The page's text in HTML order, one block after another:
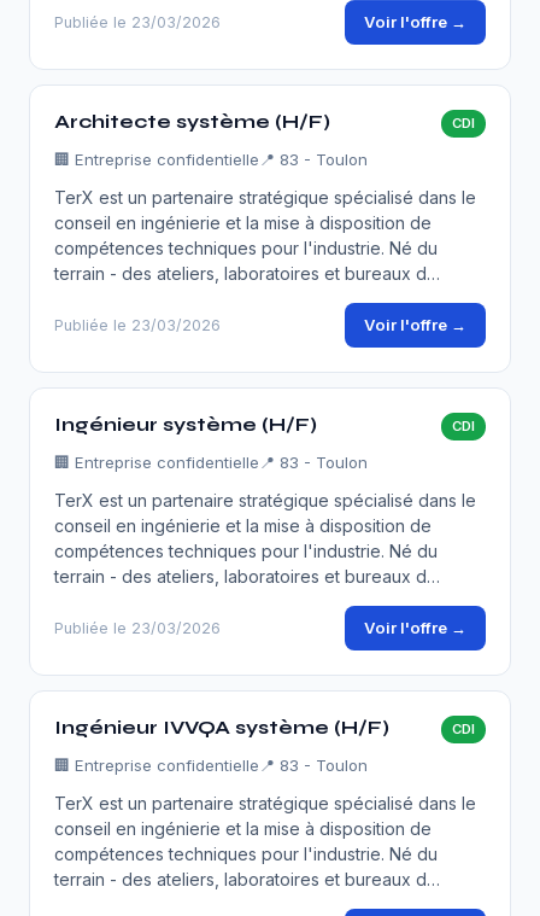
Publiée le 23/03/2026 Voir l'offre →
Architecte système (H/F) CDI
🏢 Entreprise confidentielle 📍 83 - Toulon
TerX est un partenaire stratégique spécialisé dans le
conseil en ingénierie et la mise à disposition de
compétences techniques pour l'industrie. Né du
terrain - des ateliers, laboratoires et bureaux d…
Publiée le 23/03/2026 Voir l'offre →
Ingénieur système (H/F) CDI
🏢 Entreprise confidentielle 📍 83 - Toulon
TerX est un partenaire stratégique spécialisé dans le
conseil en ingénierie et la mise à disposition de
compétences techniques pour l'industrie. Né du
terrain - des ateliers, laboratoires et bureaux d…
Publiée le 23/03/2026 Voir l'offre →
Ingénieur IVVQA système (H/F) CDI
🏢 Entreprise confidentielle 📍 83 - Toulon
TerX est un partenaire stratégique spécialisé dans le
conseil en ingénierie et la mise à disposition de
compétences techniques pour l'industrie. Né du
terrain - des ateliers, laboratoires et bureaux d…